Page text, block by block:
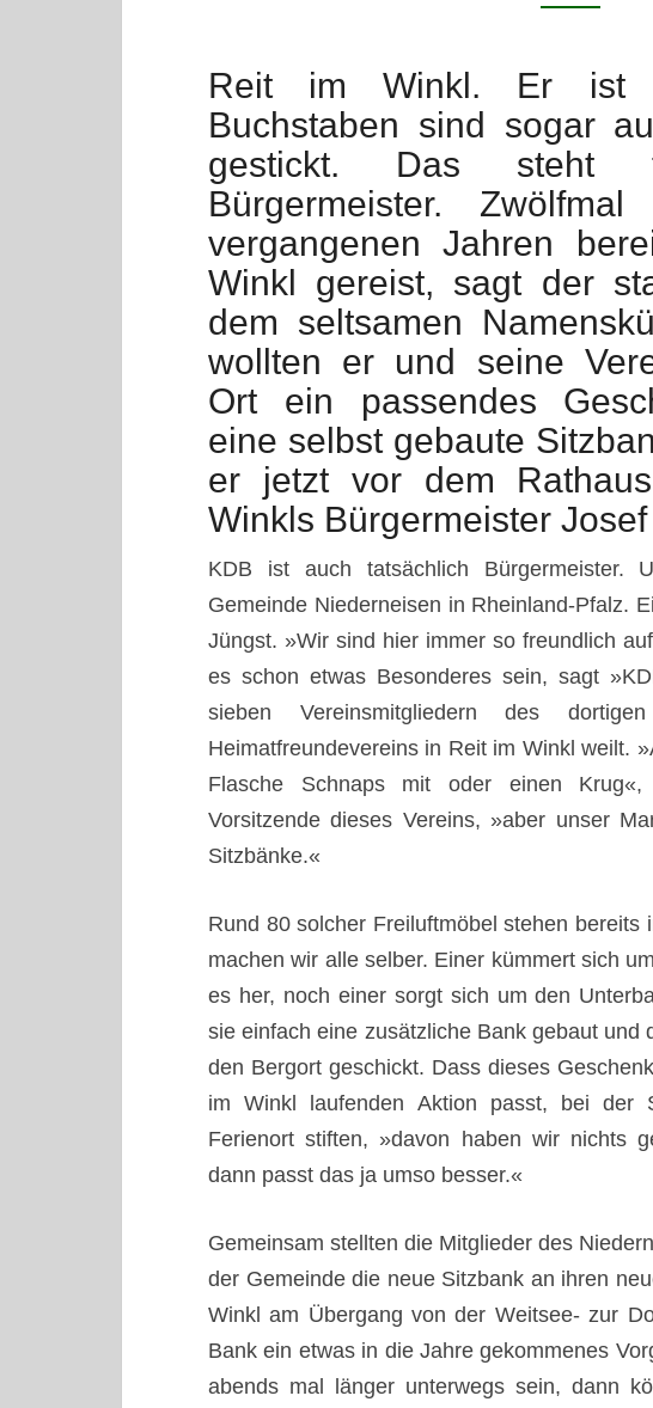
Reit im Winkl. Er ist
Buchstaben sind sogar
gestickt. Das
Bürgermeister.
vergangenen Jahren
Winkl gereist, sagt der
dem seltsamen
wollten er und seine
Ort ein passendes
eine selbst gebaute
er jetzt vor dem
Winkls Bürgermeister
KDB ist auch tatsächlich Bürgermeister.
Gemeinde Niederneisen in Rheinland-Pfalz.
Jüngst. »Wir sind hier immer so freundlich
es schon etwas Besonderes sein, sagt
sieben Vereinsmitgliedern des
Heimatfreundevereins in Reit im Winkl weilt.
Flasche Schnaps mit oder einen
Vorsitzende dieses Vereins, »aber unser
Sitzbänke.«
Rund 80 solcher Freiluftmöbel stehen bereits
machen wir alle selber. Einer kümmert sich
es her, noch einer sorgt sich um den
sie einfach eine zusätzliche Bank gebaut und
den Bergort geschickt. Dass dieses
im Winkl laufenden Aktion passt, bei der
Ferienort stiften, »davon haben wir nichts
dann passt das ja umso besser.«
Gemeinsam stellten die Mitglieder des
der Gemeinde die neue Sitzbank an ihren
Winkl am Übergang von der Weitsee- zur
Bank ein etwas in die Jahre gekommenes
abends mal länger unterwegs sein, dann